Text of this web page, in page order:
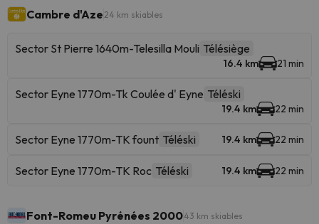
Cambre d'Aze 24 km skiables
Sector St Pierre 1640m-Telesilla Mouli Télésiège
16.4 km 21 min
Sector Eyne 1770m-Tk Coulée d' Eyne Téléski
19.4 km 22 min
Sector Eyne 1770m-TK fount Téléski 19.4 km 22 min
Sector Eyne 1770m-TK Roc Téléski 19.4 km 22 min
Font-Romeu Pyrénées 200043 km skiables